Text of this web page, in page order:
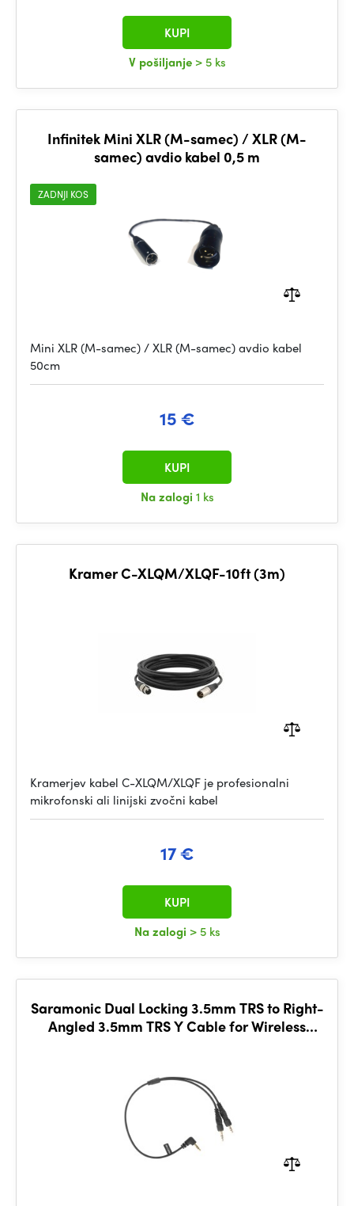
V pošiljanje > 5 ks
KUPI
Infinitek Mini XLR (M-samec) / XLR (M-
samec) avdio kabel 0,5 m
ZADNJI KOS
Mini XLR (M-samec) / XLR (M-samec) avdio kabel
50cm
15 €
Na zalogi 1 ks
KUPI
Kramer C-XLQM/XLQF-10ft (3m)
Kramerjev kabel C-XLQM/XLQF je profesionalni
mikrofonski ali linijski zvočni kabel
17 €
Na zalogi > 5 ks
KUPI
Saramonic Dual Locking 3.5mm TRS to Right-
Angled 3.5mm TRS Y Cable for Wireless